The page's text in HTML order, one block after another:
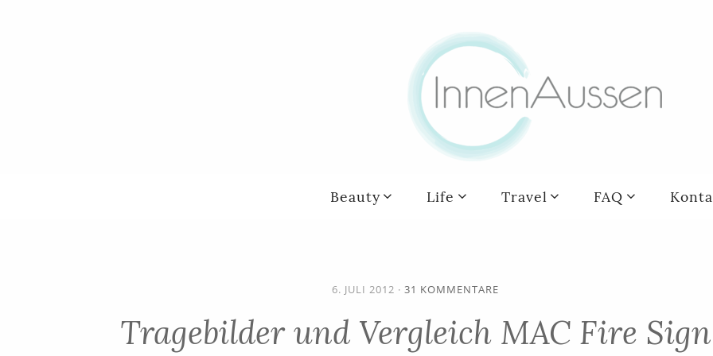
Beauty Life Travel FAQ
6. JULI 2012 · 31 KOMMENTARE
Tragebilder und Vergleich MAC Fire Sign